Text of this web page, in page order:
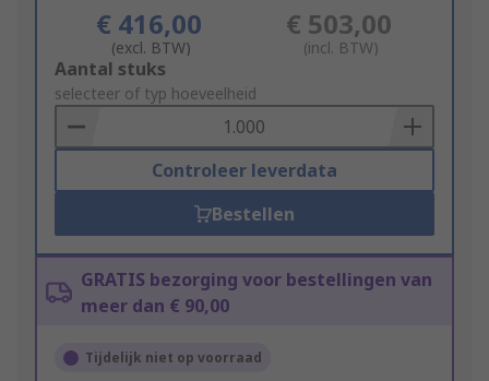
€ 416,00
(excl. BTW)
€ 503,00
(incl. BTW)
Add
to
Basket
Aantal stuks
selecteer of typ hoeveelheid
Controleer leverdata
Bestellen
GRATIS bezorging voor bestellingen van
meer dan € 90,00
Tijdelijk niet op voorraad